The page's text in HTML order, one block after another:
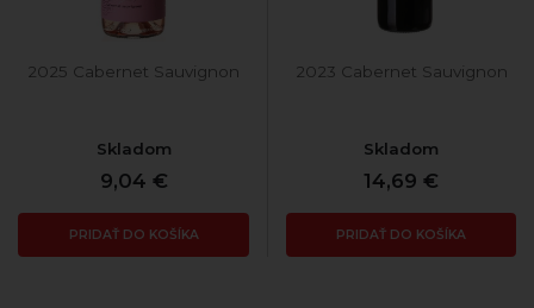
2025 Cabernet Sauvignon
Skladom
9,04 €
PRIDAŤ DO KOŠÍKA
2023 Cabernet Sauvignon
Skladom
14,69 €
PRIDAŤ DO KOŠÍKA